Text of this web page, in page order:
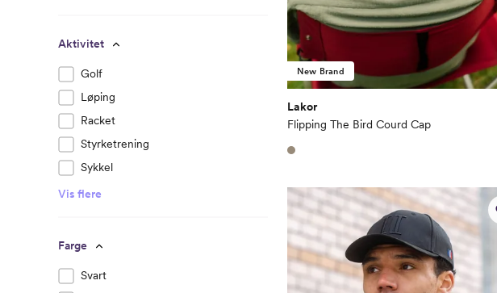
Aktivitet
Golf
Løping
Racket
Styrketrening
Sykkel
Vis flere
Farge
Svart
New Brand
Lakor
Flipping The Bird Courd Cap